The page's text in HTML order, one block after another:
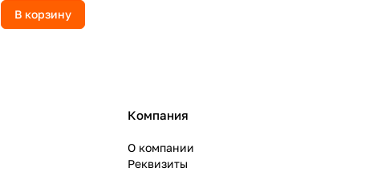
В корзину
Компания
О компании
Реквизиты